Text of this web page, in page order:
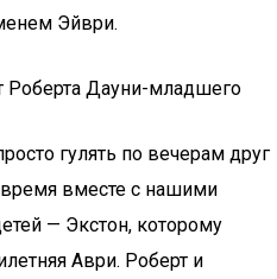
Эйври.
Роберта Дауни-младшего
гулять по вечерам друг
вместе с нашими
— Экстон, которому
Аври. Роберт и